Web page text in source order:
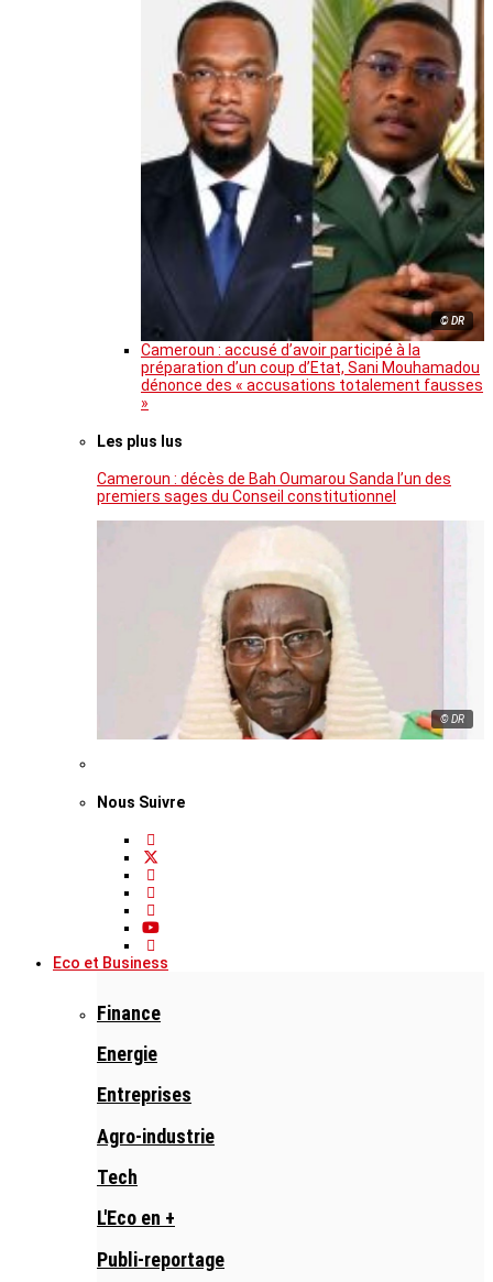
© DR
Cameroun : accusé d’avoir participé à la
préparation d’un coup d’Etat, Sani Mouhamadou
dénonce des « accusations totalement fausses
»
Les plus lus
Cameroun : décès de Bah Oumarou Sanda l’un des
premiers sages du Conseil constitutionnel
© DR
Nous Suivre
Eco et Business
Finance
Energie
Entreprises
Agro-industrie
Tech
L'Eco en +
Publi-reportage